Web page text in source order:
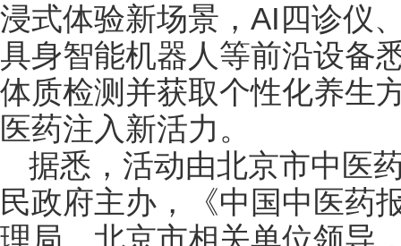
浸式体验新场景，AI四诊仪
具身智能机器人等前沿设备
体质检测并获取个性化养生
医药注入新活力。
据悉，活动由北京市中医
民政府主办，《中国中医药
理局、北京市相关单位领导